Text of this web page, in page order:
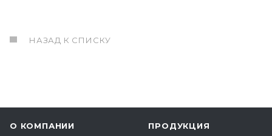
НАЗАД К СПИСКУ
О КОМПАНИИ ПРОДУКЦИЯ